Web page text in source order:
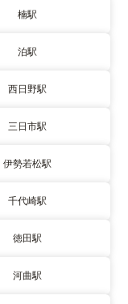
楠駅
泊駅
西日野駅
三日市駅
伊勢若松駅
千代崎駅
徳田駅
河曲駅